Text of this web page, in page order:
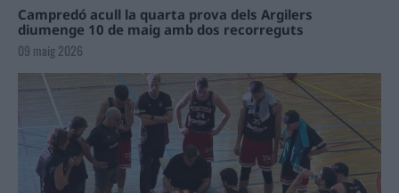
Campredó acull la quarta prova dels Argilers
diumenge 10 de maig amb dos recorreguts
09 maig 2026